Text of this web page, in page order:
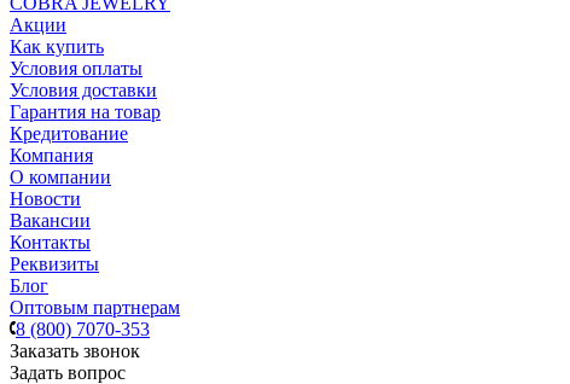
Акции
Как купить
Условия оплаты
Условия доставки
Гарантия на товар
Кредитование
Компания
О компании
Новости
Вакансии
Контакты
Реквизиты
Блог
Оптовым партнерам
8 (800) 7070-353
Заказать звонок
Задать вопрос